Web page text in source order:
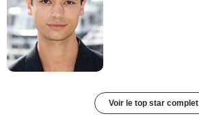
Voir le top star complet